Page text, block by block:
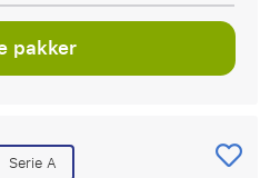
pakker
Serie A